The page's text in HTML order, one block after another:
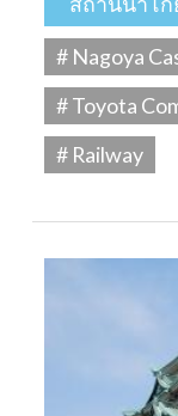
# Nagoya
# Toyota
# Railway